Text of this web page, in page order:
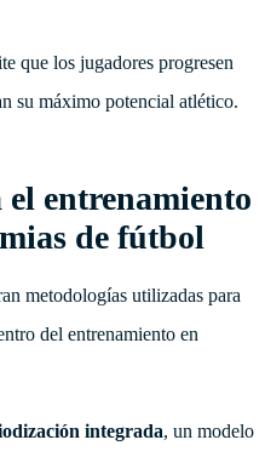
que los jugadores progresen
su máximo potencial atlético.
entrenamiento
de fútbol
metodologías utilizadas para
del entrenamiento en
integrada, un modelo